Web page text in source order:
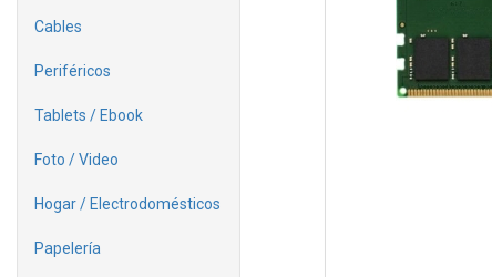
Cables
Periféricos
Tablets / Ebook
Foto / Video
Hogar / Electrodomésticos
Papelería